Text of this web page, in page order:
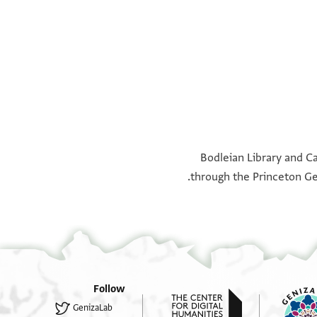
Bodleian Library and
through the Princeton
Follow
GenizaLab